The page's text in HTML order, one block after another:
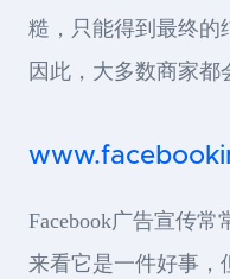
糙，只能得到最终的
因此，大多数商家
Facebook广告宣传
来看它是一件好事，